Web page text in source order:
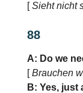
[Sieht nicht
88
A: Do we
[Brauchen
B: Yes, just